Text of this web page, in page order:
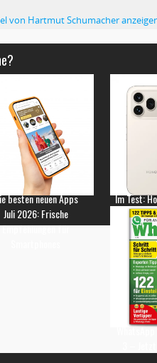
von Hartmut Schumacher
besten neuen Apps
Juli 2026: Frische
Empfehlungen für
Im Test: